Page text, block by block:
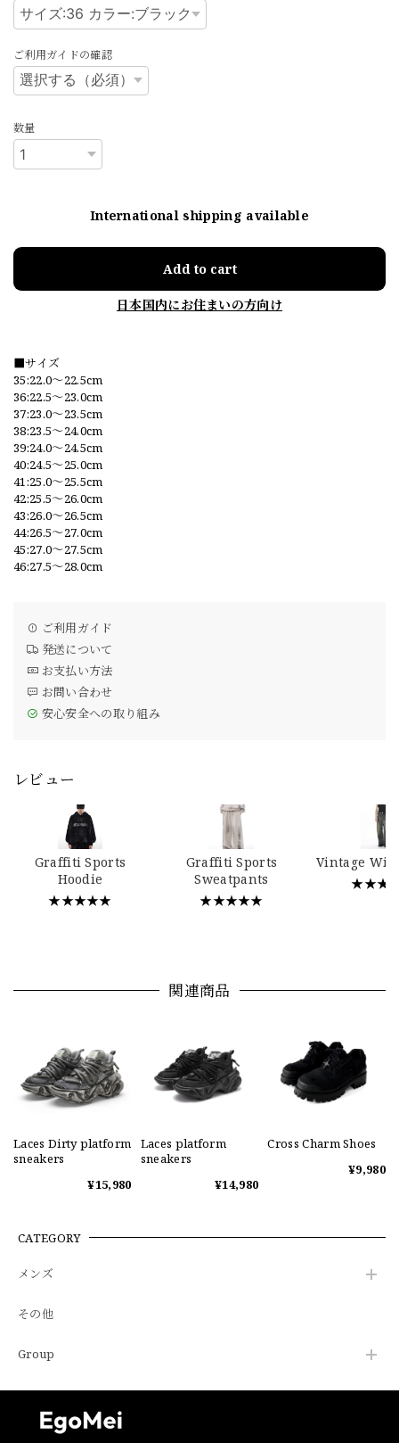
ご利用ガイドの確認
数量
International shipping available
Add to cart
日本国内にお住まいの方向け
■サイズ
35:22.0〜22.5cm
36:22.5〜23.0cm
37:23.0〜23.5cm
38:23.5〜24.0cm
39:24.0〜24.5cm
40:24.5〜25.0cm
41:25.0〜25.5cm
42:25.5〜26.0cm
43:26.0〜26.5cm
44:26.5〜27.0cm
45:27.0〜27.5cm
46:27.5〜28.0cm
ご利用ガイド
発送について
お支払い方法
お問い合わせ
安心安全への取り組み
レビュー
Graffiti Sports
Hoodie
★★★★★
Graffiti Sports
Sweatpants
★★★★★
Vintage
関連商品
Laces Dirty platform
sneakers
¥15,980
Laces platform
sneakers
¥14,980
Cross Charm Shoes
¥9,980
CATEGORY
メンズ
その他
Group